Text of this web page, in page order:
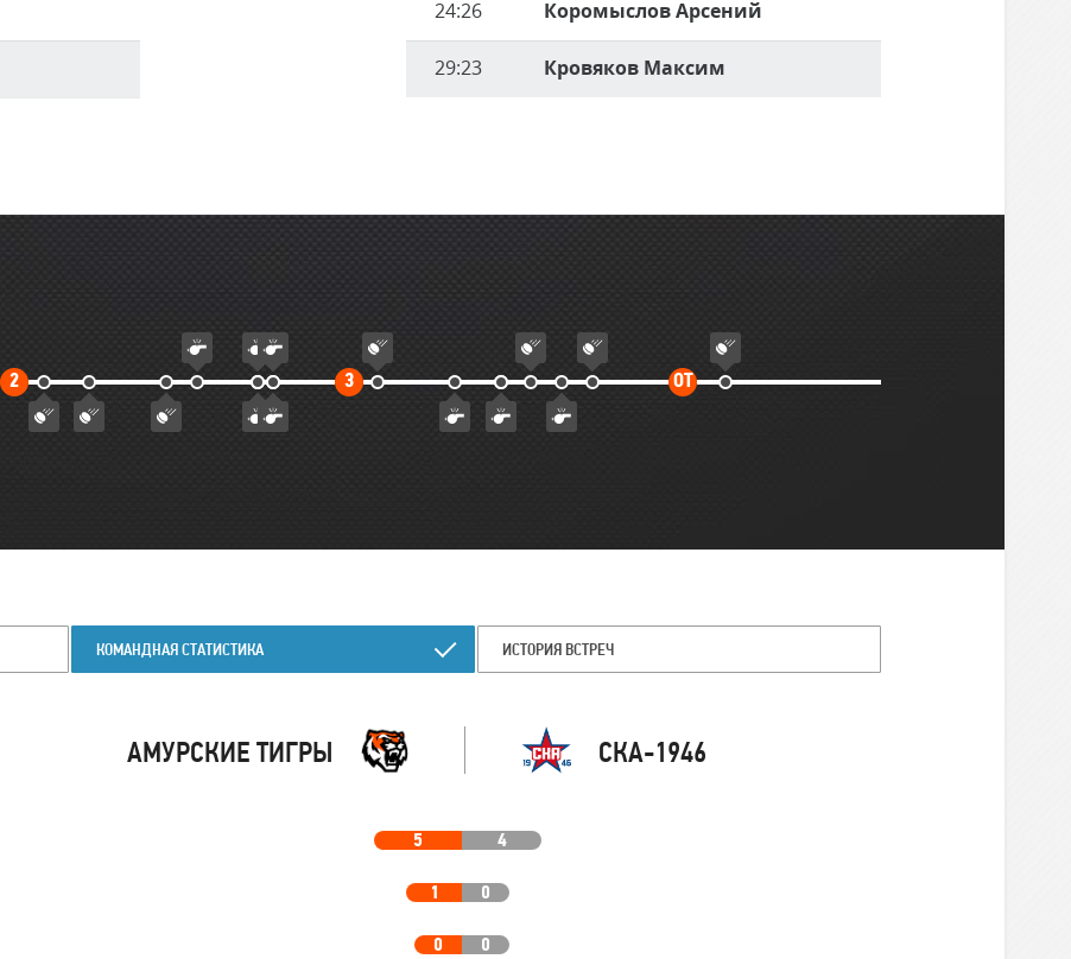
24:26 Коромыслов Арсений
29:23 Кровяков Максим
2Второй
тайм
3Третий
ОТДополнительное
КОМАНДНАЯ СТАТИСТИКА ИСТОРИЯ ВСТРЕЧ
АМУРСКИЕ ТИГРЫ СКА-1946
5 4
1 0
0 0